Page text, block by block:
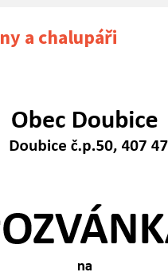
a chalupáři